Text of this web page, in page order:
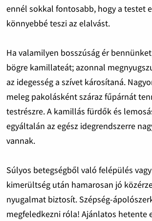
ennél sokkal fontosabb, hogy a testet
könnyebbé teszi az elalvást.
Ha valamilyen bosszúság ér
bögre kamillateát; azonnal
az idegesség a szívet károsítaná.
meleg pakolásként száraz fűpárnát
testrészre. A kamillás fürdők és
egyáltalán az egész idegrendszerre
vannak.
Súlyos betegségből való felépülés
kimerültség után hamarosan jó
nyugalmat biztosít. Szépség-
megfeledkezni róla! Ajánlatos hetente